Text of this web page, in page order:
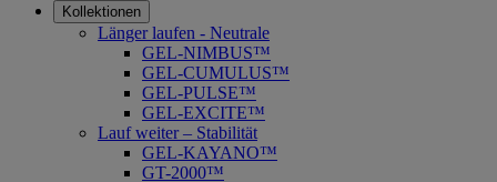
Kollektionen
Länger laufen - Neutrale
GEL-NIMBUS™
GEL-CUMULUS™
GEL-PULSE™
GEL-EXCITE™
Lauf weiter – Stabilität
GEL-KAYANO™
GT-2000™